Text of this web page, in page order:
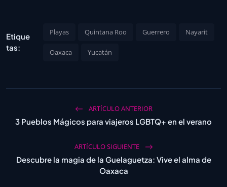
Etique
tas:
Playas Quintana Roo Guerrero Nayarit
Oaxaca Yucatán
ARTÍCULO ANTERIOR
3 Pueblos Mágicos para viajeros LGBTQ+ en el verano
ARTÍCULO SIGUIENTE
Descubre la magia de la Guelaguetza: Vive el alma de
Oaxaca